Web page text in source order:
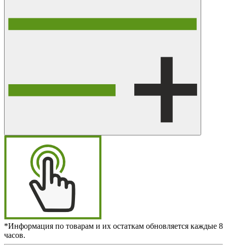
*Информация по товарам и их остаткам обновляется каждые 8
часов.